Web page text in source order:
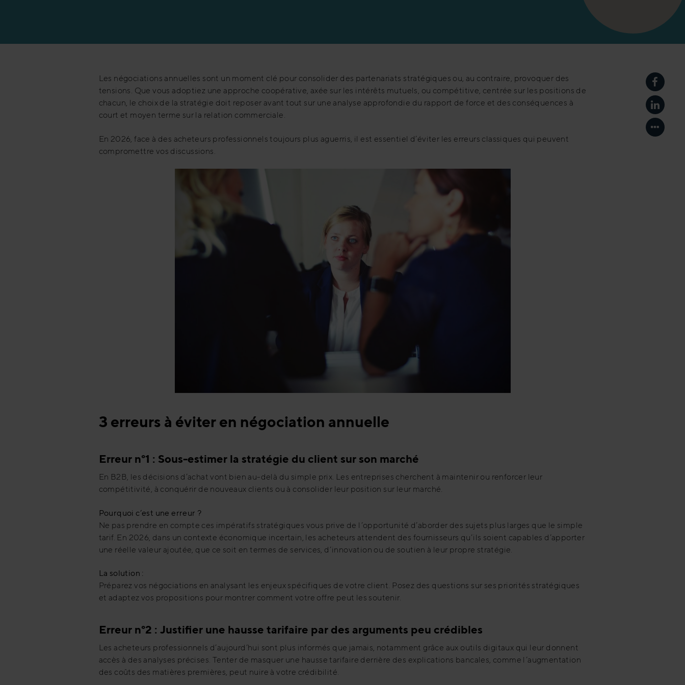
Les négociations annuelles sont un moment clé pour consolider des partenariats stratégiques ou, au contraire, provoquer des
tensions. Que vous adoptiez une approche coopérative, axée sur les intérêts mutuels, ou compétitive, centrée sur les positions de
chacun, le choix de la stratégie doit reposer avant tout sur une analyse approfondie du rapport de force et des conséquences à
court et moyen terme sur la relation commerciale.
En 2026, face à des acheteurs professionnels toujours plus aguerris, il est essentiel d’éviter les erreurs classiques qui peuvent
compromettre vos discussions.
3 erreurs à éviter en négociation annuelle
Erreur n°1 : Sous-estimer la stratégie du client sur son marché
En B2B, les décisions d’achat vont bien au-delà du simple prix. Les entreprises cherchent à maintenir ou renforcer leur
compétitivité, à conquérir de nouveaux clients ou à consolider leur position sur leur marché.
Pourquoi c’est une erreur ?
Ne pas prendre en compte ces impératifs stratégiques vous prive de l’opportunité d’aborder des sujets plus larges que le simple
tarif. En 2026, dans un contexte économique incertain, les acheteurs attendent des fournisseurs qu’ils soient capables d’apporter
une réelle valeur ajoutée, que ce soit en termes de services, d’innovation ou de soutien à leur propre stratégie.
La solution :
Préparez vos négociations en analysant les enjeux spécifiques de votre client. Posez des questions sur ses priorités stratégiques
et adaptez vos propositions pour montrer comment votre offre peut les soutenir.
Erreur n°2 : Justifier une hausse tarifaire par des arguments peu crédibles
Les acheteurs professionnels d’aujourd’hui sont plus informés que jamais, notamment grâce aux outils digitaux qui leur donnent
accès à des analyses précises. Tenter de masquer une hausse tarifaire derrière des explications bancales, comme l’augmentation
des coûts des matières premières, peut nuire à votre crédibilité.